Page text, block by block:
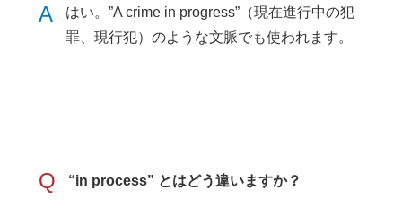
A
はい。”A crime in progress”（現在進行中の犯
罪、現行犯）のような文脈でも使われます。
Q “in process” とはどう違いますか？